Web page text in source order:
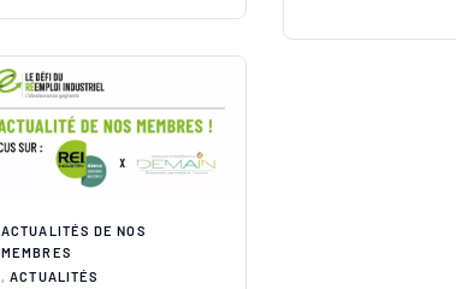
ACTUALITÉS DE NOS
MEMBRES
,ACTUALITÉS